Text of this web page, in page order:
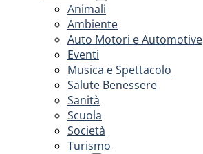
Animali
Ambiente
Auto Motori e Automotive
Eventi
Musica e Spettacolo
Salute Benessere
Sanità
Scuola
Società
Turismo